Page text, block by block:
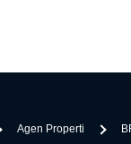
Agen Properti